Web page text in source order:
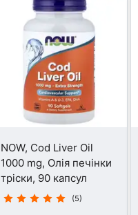
NOW, Cod Liver Oil
1000 mg, Олія печінки
тріски, 90 капсул
(5)